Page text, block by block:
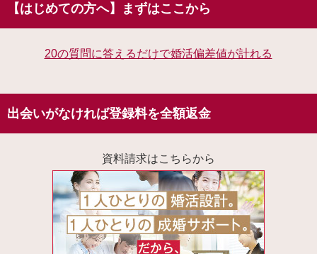
【はじめての方へ】まずはここから
20の質問に答えるだけで婚活偏差値が計れる
出会いがなければ登録料を全額返金
資料請求はこちらから